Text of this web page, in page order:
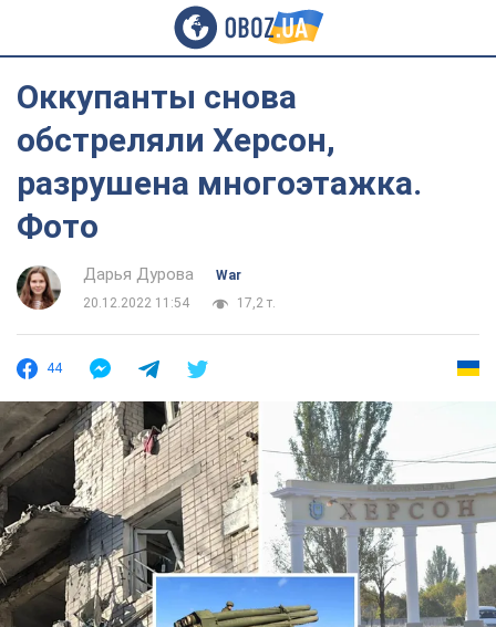
Оккупанты снова
обстреляли Херсон,
разрушена многоэтажка.
Фото
Дарья Дурова
War
20.12.2022 11:54
17,2 т.
44